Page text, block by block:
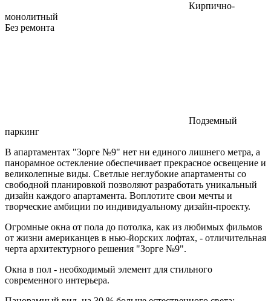
Кирпично-
монолитный
Без ремонта
Подземный
паркинг
В апартаментах "Зорге №9" нет ни единого лишнего метра, а
панорамное остекление обеспечивает прекрасное освещение и
великолепные виды. Светлые неглубокие апартаменты со
свободной планировкой позволяют разработать уникальный
дизайн каждого апартамента. Воплотите свои мечты и
творческие амбиции по индивидуальному дизайн-проекту.
Огромные окна от пола до потолка, как из любимых фильмов
от жизни американцев в нью-йорских лофтах, - отличительная
черта архитектурного решения "Зорге №9".
Окна в пол - необходимый элемент для стильного
современного интерьера.